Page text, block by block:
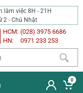
làm việc 8H - 21H
2 - Chủ Nhật
HCM: (028) 3975 6686
HN:
0971 233 253
0